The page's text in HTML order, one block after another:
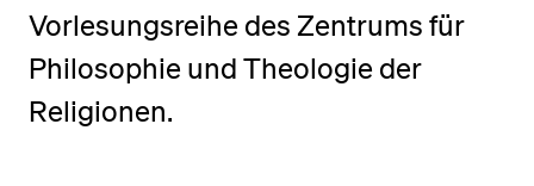
Vorlesungsreihe des Zentrums für
Philosophie und Theologie der
Religionen.
BELIEBTE INHALTE